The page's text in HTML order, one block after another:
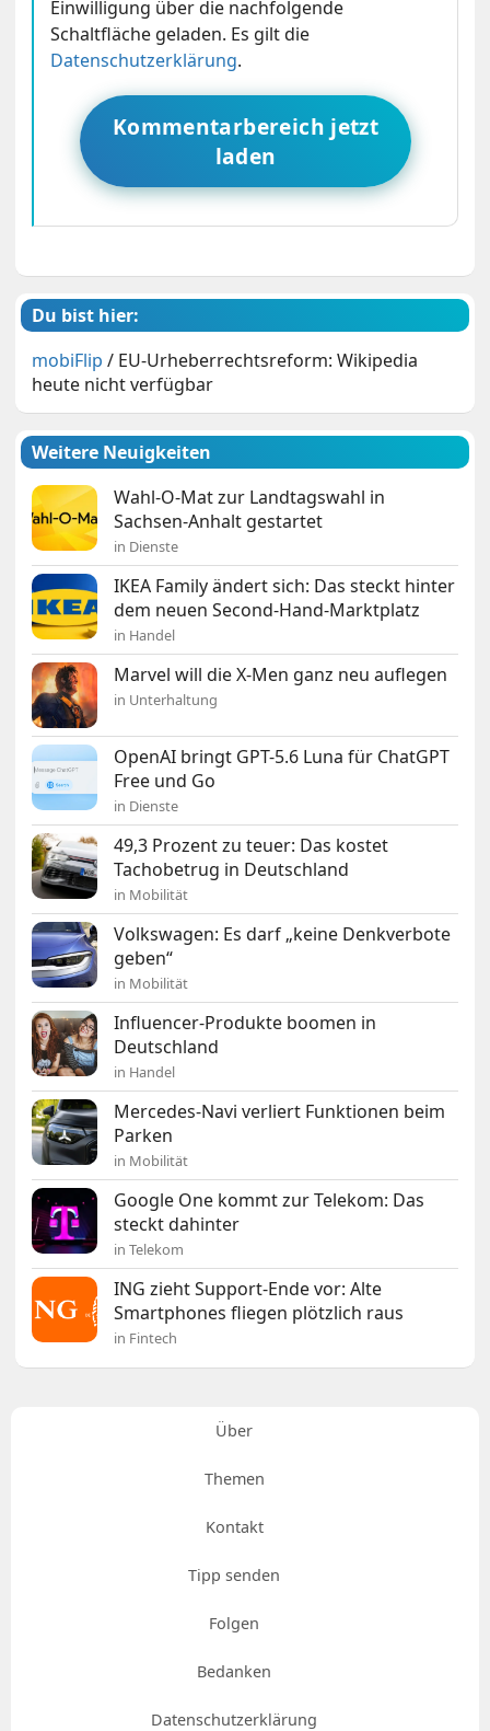
Einwilligung über die nachfolgende
Schaltfläche geladen. Es gilt die
Datenschutzerklärung.
Kommentarbereich jetzt
laden
Du bist hier:
mobiFlip / EU-Urheberrechtsreform: Wikipedia
heute nicht verfügbar
Weitere Neuigkeiten
Wahl-O-Mat zur Landtagswahl in
Sachsen-Anhalt gestartet
in Dienste
IKEA Family ändert sich: Das steckt hinter
dem neuen Second-Hand-Marktplatz
in Handel
Marvel will die X-Men ganz neu auflegen
in Unterhaltung
OpenAI bringt GPT-5.6 Luna für ChatGPT
Free und Go
in Dienste
49,3 Prozent zu teuer: Das kostet
Tachobetrug in Deutschland
in Mobilität
Volkswagen: Es darf „keine Denkverbote
geben“
in Mobilität
Influencer-Produkte boomen in
Deutschland
in Handel
Mercedes-Navi verliert Funktionen beim
Parken
in Mobilität
Google One kommt zur Telekom: Das
steckt dahinter
in Telekom
ING zieht Support-Ende vor: Alte
Smartphones fliegen plötzlich raus
in Fintech
Über
Themen
Kontakt
Tipp senden
Folgen
Bedanken
Datenschutzerklärung